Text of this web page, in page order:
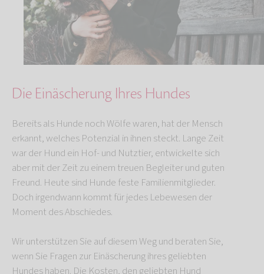
Die Einäscherung Ihres Hundes
Bereits als Hunde noch Wölfe waren, hat der Mensch
erkannt, welches Potenzial in ihnen steckt. Lange Zeit
war der Hund ein Hof- und Nutztier, entwickelte sich
aber mit der Zeit zu einem treuen Begleiter und guten
Freund. Heute sind Hunde feste Familienmitglieder.
Doch irgendwann kommt für jedes Lebewesen der
Moment des Abschiedes.
Wir unterstützen Sie auf diesem Weg und beraten Sie,
wenn Sie Fragen zur Einäscherung ihres geliebten
Hundes haben. Die Kosten, den geliebten Hund